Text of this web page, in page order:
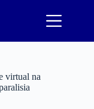
virtual na